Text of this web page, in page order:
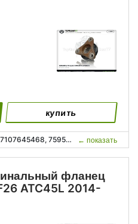
купить
27 10 7 595 650, 27 10 7 645 468; ← показать
фланец
ATC45L 2014-